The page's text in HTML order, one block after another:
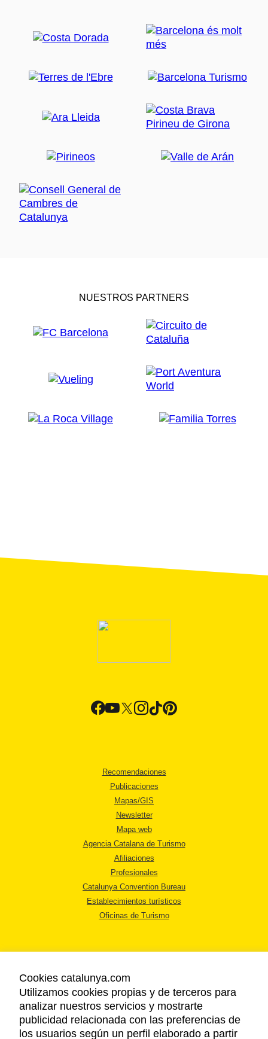
NUESTROS PARTNERS
Recomendaciones
Publicaciones
Mapas/GIS
Newsletter
Mapa web
Agencia Catalana de Turismo
Afiliaciones
Profesionales
Catalunya Convention Bureau
Establecimientos turísticos
Oficinas de Turismo
AVISO LEGAL
POLÍTICA DE PRIVACIDAD
COOKIES
Cookies catalunya.com
Utilizamos cookies propias y de terceros para
analizar nuestros servicios y mostrarte
publicidad relacionada con las preferencias de
los usuarios según un perfil elaborado a partir